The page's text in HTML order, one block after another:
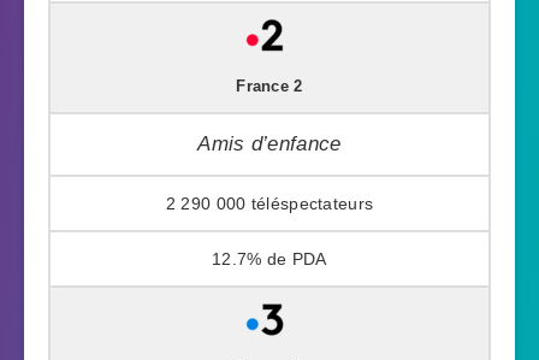
France 2
Amis d’enfance
2 290 000
12.7%